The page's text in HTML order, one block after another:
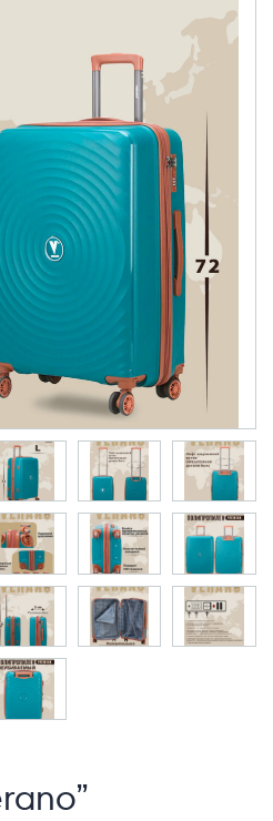
пляжные
для ноутбуков
тележки хозяйственные
рюкзаки на колёсах
детские
городские
школьные
подростковые
школьные
детские
туристические
для охоты-рыбалки
на колесах
и планшеты